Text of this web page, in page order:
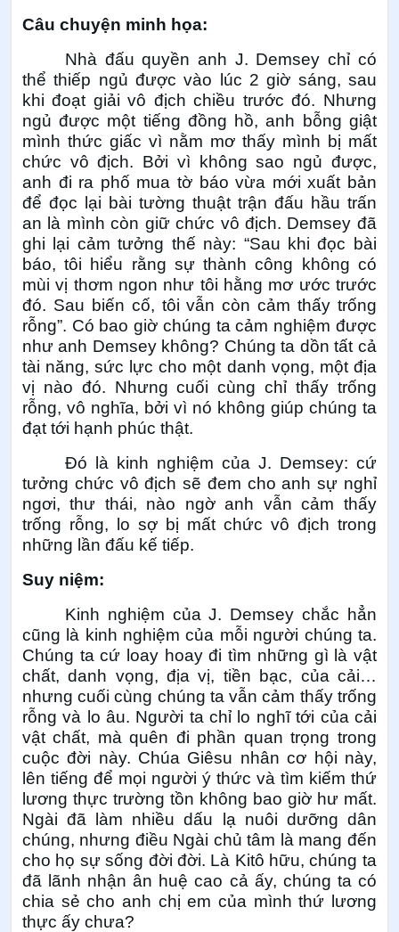
Câu chuyện minh họa:
Nhà đấu quyền anh J. Demsey chỉ có
thể thiếp ngủ được vào lúc 2 giờ sáng, sau
khi đoạt giải vô địch chiều trước đó. Nhưng
ngủ được một tiếng đồng hồ, anh bỗng giật
mình thức giấc vì nằm mơ thấy mình bị mất
chức vô địch. Bởi vì không sao ngủ được,
anh đi ra phố mua tờ báo vừa mới xuất bản
để đọc lại bài tường thuật trận đấu hầu trấn
an là mình còn giữ chức vô địch. Demsey đã
ghi lại cảm tưởng thế này: “Sau khi đọc bài
báo, tôi hiểu rằng sự thành công không có
mùi vị thơm ngon như tôi hằng mơ ước trước
đó. Sau biến cố, tôi vẫn còn cảm thấy trống
rỗng”. Có bao giờ chúng ta cảm nghiệm được
như anh Demsey không? Chúng ta dồn tất cả
tài năng, sức lực cho một danh vọng, một địa
vị nào đó. Nhưng cuối cùng chỉ thấy trống
rỗng, vô nghĩa, bởi vì nó không giúp chúng ta
đạt tới hạnh phúc thật.
Đó là kinh nghiệm của J. Demsey: cứ
tưởng chức vô địch sẽ đem cho anh sự nghỉ
ngơi, thư thái, nào ngờ anh vẫn cảm thấy
trống rỗng, lo sợ bị mất chức vô địch trong
những lần đấu kế tiếp.
Suy niệm:
Kinh nghiệm của J. Demsey chắc hẳn
cũng là kinh nghiệm của mỗi người chúng ta.
Chúng ta cứ loay hoay đi tìm những gì là vật
chất, danh vọng, địa vị, tiền bạc, của cải…
nhưng cuối cùng chúng ta vẫn cảm thấy trống
rỗng và lo âu. Người ta chỉ lo nghĩ tới của cải
vật chất, mà quên đi phần quan trọng trong
cuộc đời này. Chúa Giêsu nhân cơ hội này,
lên tiếng để mọi người ý thức và tìm kiếm thứ
lương thực trường tồn không bao giờ hư mất.
Ngài đã làm nhiều dấu lạ nuôi dưỡng dân
chúng, nhưng điều Ngài chủ tâm là mang đến
cho họ sự sống đời đời. Là Kitô hữu, chúng ta
đã lãnh nhận ân huệ cao cả ấy, chúng ta có
chia sẻ cho anh chị em của mình thứ lương
thực ấy chưa?